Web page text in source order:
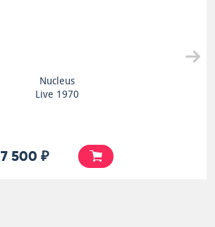
Nucleus
Live 1970
7 500 ₽